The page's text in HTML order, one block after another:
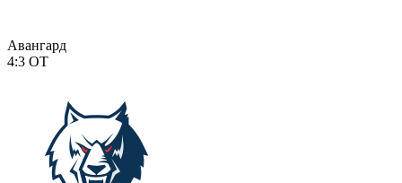
Авангард
4:3 ОТ